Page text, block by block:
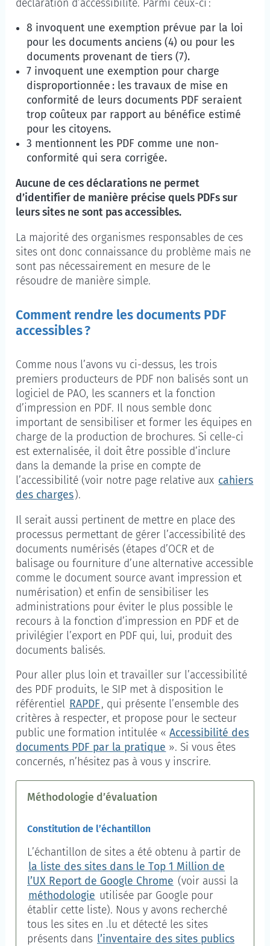
déclaration d’accessibilité. Parmi ceux-ci :
8 invoquent une exemption prévue par la loi
pour les documents anciens (4) ou pour les
documents provenant de tiers (7).
7 invoquent une exemption pour charge
disproportionnée : les travaux de mise en
conformité de leurs documents PDF seraient
trop coûteux par rapport au bénéfice estimé
pour les citoyens.
3 mentionnent les PDF comme une non-
conformité qui sera corrigée.
Aucune de ces déclarations ne permet
d’identifier de manière précise quels PDFs sur
leurs sites ne sont pas accessibles.
La majorité des organismes responsables de ces
sites ont donc connaissance du problème mais ne
sont pas nécessairement en mesure de le
résoudre de manière simple.
Comment rendre les documents PDF
accessibles ?
Comme nous l’avons vu ci-dessus, les trois
premiers producteurs de PDF non balisés sont un
logiciel de PAO, les scanners et la fonction
d’impression en PDF. Il nous semble donc
important de sensibiliser et former les équipes en
charge de la production de brochures. Si celle-ci
est externalisée, il doit être possible d’inclure
dans la demande la prise en compte de
l’accessibilité (voir notre page relative aux cahiers
des charges).
Il serait aussi pertinent de mettre en place des
processus permettant de gérer l’accessibilité des
documents numérisés (étapes d’OCR et de
balisage ou fourniture d’une alternative accessible
comme le document source avant impression et
numérisation) et enfin de sensibiliser les
administrations pour éviter le plus possible le
recours à la fonction d’impression en PDF et de
privilégier l’export en PDF qui, lui, produit des
documents balisés.
Pour aller plus loin et travailler sur l’accessibilité
des PDF produits, le SIP met à disposition le
référentiel RAPDF, qui présente l’ensemble des
critères à respecter, et propose pour le secteur
public une formation intitulée « Accessibilité des
documents PDF par la pratique ». Si vous êtes
concernés, n’hésitez pas à vous y inscrire.
Méthodologie d’évaluation
Constitution de l’échantillon
L’échantillon de sites a été obtenu à partir de
la liste des sites dans le Top 1 Million de
l’UX Reportde Google Chrome (voir aussi la
méthodologie utilisée par Google pour
établir cette liste). Nous y avons recherché
tous les sites en .lu et détecté les sites
présents dans l’inventaire des sites publics